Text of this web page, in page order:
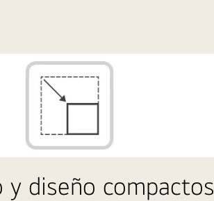
y diseño compactos